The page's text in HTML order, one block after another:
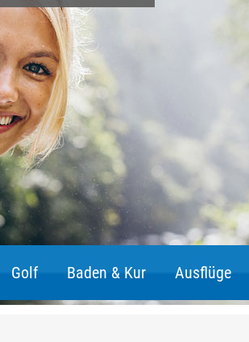
Golf Baden & Kur Ausflüge